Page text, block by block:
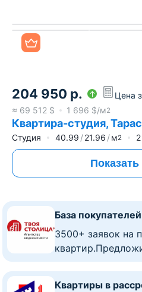
204 950 р. Цена
≈ 69 512 $ 1 696 $/м2
Квартира-студия,
Студия 40.99 21.96 м2 2
База покупателей
3500+ заявок на
Квартиры в